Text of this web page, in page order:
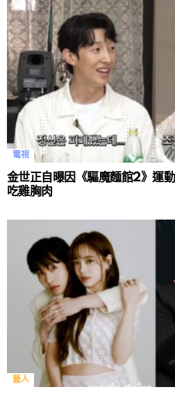
電視
金世正自曝因《驅魔麵館2》運
吃雞胸肉
藝人